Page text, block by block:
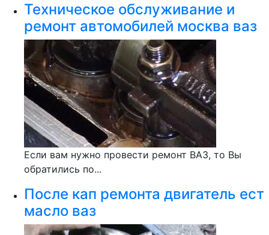
Техническое обслуживание и
ремонт автомобилей москва ваз
Если вам нужно провести ремонт ВАЗ, то Вы
обратились по...
После кап ремонта двигатель ест
масло ваз